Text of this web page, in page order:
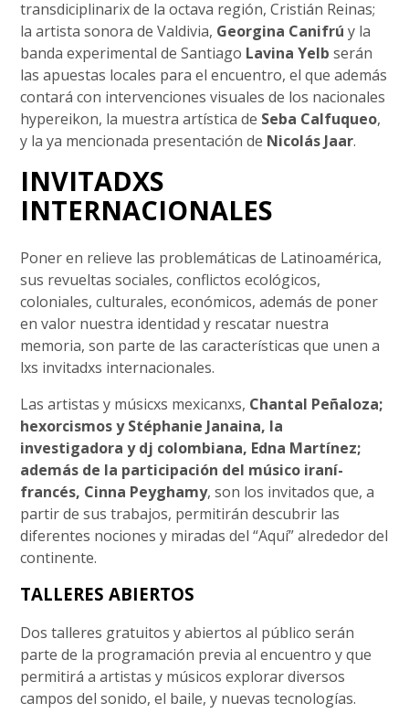
transdiciplinarix de la octava región, Cristián Reinas;
la artista sonora de Valdivia, Georgina Canifrú y la
banda experimental de Santiago Lavina Yelb serán
las apuestas locales para el encuentro, el que además
contará con intervenciones visuales de los nacionales
hypereikon, la muestra artística de Seba Calfuqueo,
y la ya mencionada presentación de Nicolás Jaar.
INVITADXS
INTERNACIONALES
Poner en relieve las problemáticas de Latinoamérica,
sus revueltas sociales, conflictos ecológicos,
coloniales, culturales, económicos, además de poner
en valor nuestra identidad y rescatar nuestra
memoria, son parte de las características que unen a
lxs invitadxs internacionales.
Las artistas y músicxs mexicanxs, Chantal Peñaloza;
hexorcismos y Stéphanie Janaina, la
investigadora y dj colombiana, Edna Martínez;
además de la participación del músico iraní-
francés, Cinna Peyghamy, son los invitados que, a
partir de sus trabajos, permitirán descubrir las
diferentes nociones y miradas del “Aquí” alrededor del
continente.
TALLERES ABIERTOS
Dos talleres gratuitos y abiertos al público serán
parte de la programación previa al encuentro y que
permitirá a artistas y músicos explorar diversos
campos del sonido, el baile, y nuevas tecnologías.